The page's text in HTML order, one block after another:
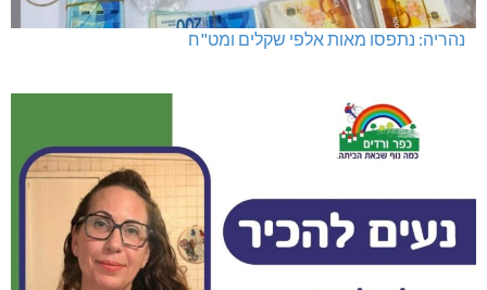
נהריה: נתפסו מאות אלפי שקלים ומט"ח